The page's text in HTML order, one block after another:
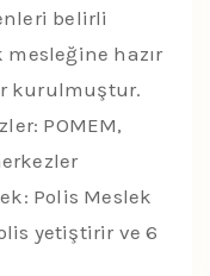
belirli
hazır
kurulmuştur.
POMEM,
Polis Meslek
yetiştirir ve 6